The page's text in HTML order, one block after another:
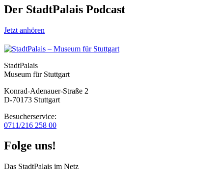
Der StadtPalais Podcast
Jetzt anhören
StadtPalais
Museum für Stuttgart
Konrad-Adenauer-Straße 2
D-70173 Stuttgart
Besucherservice:
0711/216 258 00
Folge uns!
Das StadtPalais im Netz